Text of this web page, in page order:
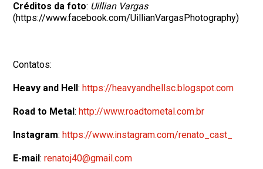
Créditos da foto: Uillian Vargas
(https://www.facebook.com/UillianVargasPhotography)
Contatos:
Heavy and Hell:https://heavyandhellsc.blogspot.com
Road to Metal:http://www.roadtometal.com.br
Instagram:https://www.instagram.com/renato_cast_
E-mail:renatoj40@gmail.com